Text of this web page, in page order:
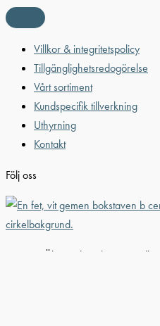
Villkor & integritetspolicy
Tillgänglighetsredogörelse
Vårt sortiment
Kundspecifik tillverkning
Uthyrning
Kontakt
Följ oss
© 2026 Älvestad-Tanken AB. All